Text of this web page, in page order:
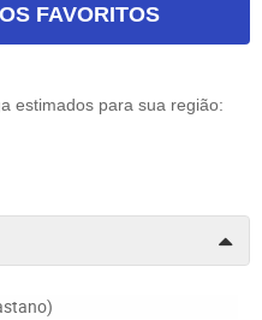
FAVORITOS
estimados para sua região: